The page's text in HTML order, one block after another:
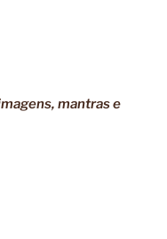
mantras e